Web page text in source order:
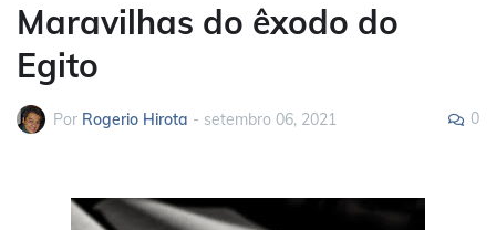
Maravilhas do êxodo do
Egito
Por Rogerio Hirota - setembro 06, 2021 0